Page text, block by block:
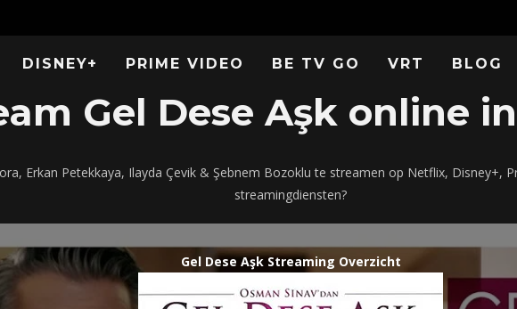
DISNEY+ PRIME VIDEO BE TV GO VRT BLOG
Gel Dese Aşk online
Erkan Petekkaya, Ilayda Çevik & Şebnem Bozoklu te streamen op Netflix, Disney+,
streamingdiensten?
Gel Dese Aşk Streaming Overzicht